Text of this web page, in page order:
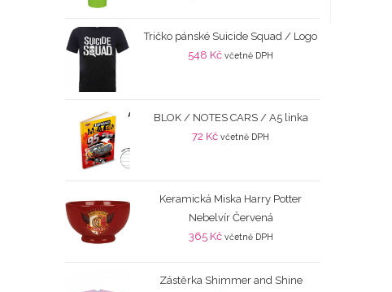
Tričko pánské Suicide Squad / Logo
548 Kč včetně DPH
BLOK / NOTES CARS / A5 linka
72 Kč včetně DPH
Keramická Miska Harry Potter
Nebelvír Červená
365 Kč včetně DPH
Zástěrka Shimmer and Shine